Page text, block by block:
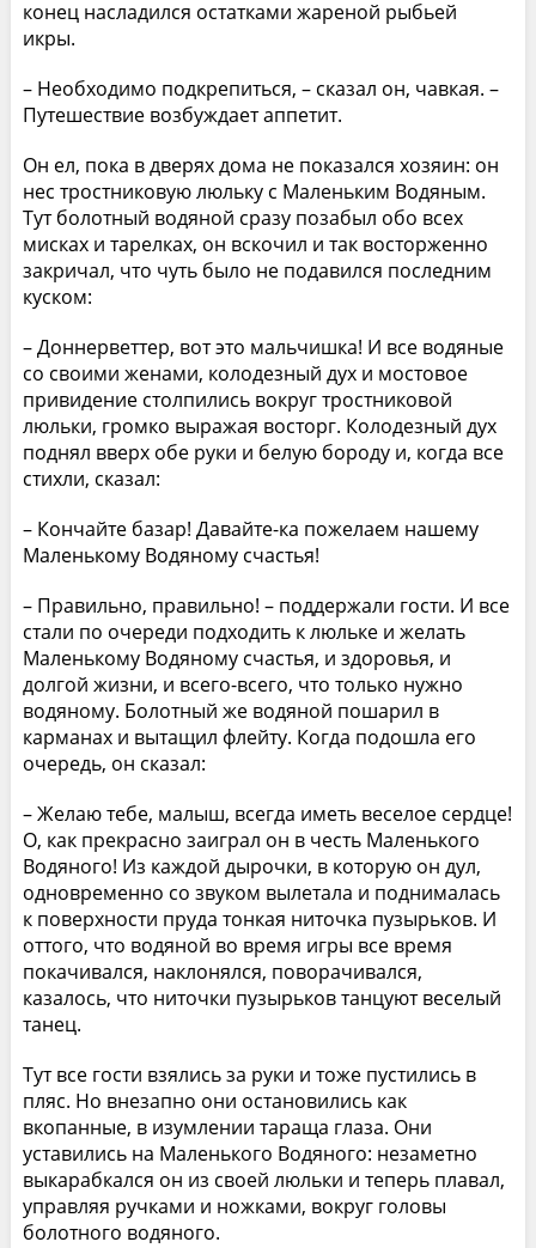
конец насладился остатками жареной рыбьей
икры.
– Необходимо подкрепиться, – сказал он, чавкая. –
Путешествие возбуждает аппетит.
Он ел, пока в дверях дома не показался хозяин: он
нес тростниковую люльку с Маленьким Водяным.
Тут болотный водяной сразу позабыл обо всех
мисках и тарелках, он вскочил и так восторженно
закричал, что чуть было не подавился последним
куском:
– Доннерветтер, вот это мальчишка! И все водяные
со своими женами, колодезный дух и мостовое
привидение столпились вокруг тростниковой
люльки, громко выражая восторг. Колодезный дух
поднял вверх обе руки и белую бороду и, когда все
стихли, сказал:
– Кончайте базар! Давайте-ка пожелаем нашему
Маленькому Водяному счастья!
– Правильно, правильно! – поддержали гости. И все
стали по очереди подходить к люльке и желать
Маленькому Водяному счастья, и здоровья, и
долгой жизни, и всего-всего, что только нужно
водяному. Болотный же водяной пошарил в
карманах и вытащил флейту. Когда подошла его
очередь, он сказал:
– Желаю тебе, малыш, всегда иметь веселое сердце!
О, как прекрасно заиграл он в честь Маленького
Водяного! Из каждой дырочки, в которую он дул,
одновременно со звуком вылетала и поднималась
к поверхности пруда тонкая ниточка пузырьков. И
оттого, что водяной во время игры все время
покачивался, наклонялся, поворачивался,
казалось, что ниточки пузырьков танцуют веселый
танец.
Тут все гости взялись за руки и тоже пустились в
пляс. Но внезапно они остановились как
вкопанные, в изумлении тараща глаза. Они
уставились на Маленького Водяного: незаметно
выкарабкался он из своей люльки и теперь плавал,
управляя ручками и ножками, вокруг головы
болотного водяного.